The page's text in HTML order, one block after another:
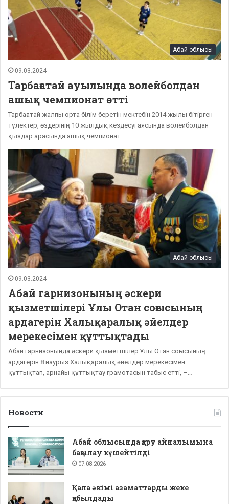
Абай облысы
09.03.2024
Тарбағатай ауылында волейболдан
ашық чемпионат өтті
Тарбағатай жалпы орта білім беретін мектебін 2014 жылы бітірген
түлектер, өздерінің 10 жылдық кездесуі аясында волейболдан
қыздар арасында ашық чемпионат…
Абай облысы
09.03.2024
Абай гарнизонының әскери
қызметшілері Ұлы Отан соғысының
ардагерін Халықаралық әйелдер
мерекесімен құттықтады
Абай гарнизонында әскери қызметшілер Ұлы Отан соғысының
ардагерін 8 наурыз Халықаралық әйелдер мерекесімен
құттықтап, арнайы құттықтау грамотасын табыс етті, –…
Новости
Абай облысында қару айналымына
бақылау күшейтілді
07.08.2026
Қала әкімі азаматтарды жеке
қабылдады